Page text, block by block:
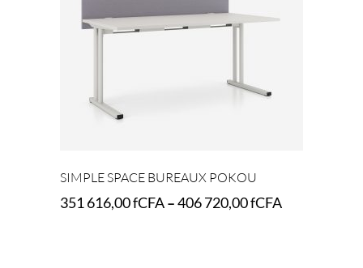
SIMPLE SPACE BUREAUX POKOU
351 616,00fCFA–406 720,00fCFA